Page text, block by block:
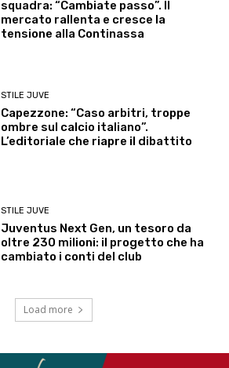
squadra: “Cambiate passo”. Il
mercato rallenta e cresce la
tensione alla Continassa
STILE JUVE
Capezzone: “Caso arbitri, troppe
ombre sul calcio italiano”.
L’editoriale che riapre il dibattito
STILE JUVE
Juventus Next Gen, un tesoro da
oltre 230 milioni: il progetto che ha
cambiato i conti del club
Load more